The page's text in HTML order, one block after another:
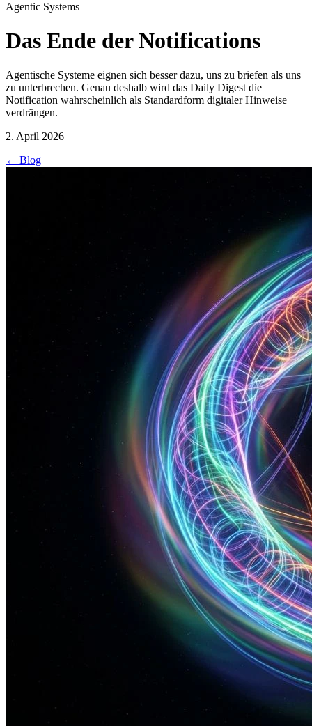
Agentic Systems
Das Ende der Notifications
Agentische Systeme eignen sich besser dazu, uns zu briefen als uns
zu unterbrechen. Genau deshalb wird das Daily Digest die
Notification wahrscheinlich als Standardform digitaler Hinweise
verdrängen.
2. April 2026
← Blog